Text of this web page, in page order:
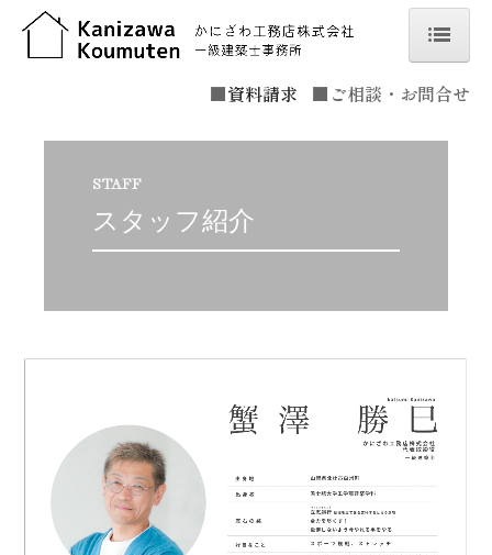
オーナーハウス見学
実例をみる
■資料請求 ■ ご相談・お問合せ
STAFF
スタッフ紹介